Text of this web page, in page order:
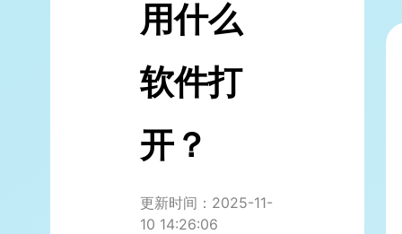
用什么
软件打
开？
更新时间：2025-11-
10 14:26:06